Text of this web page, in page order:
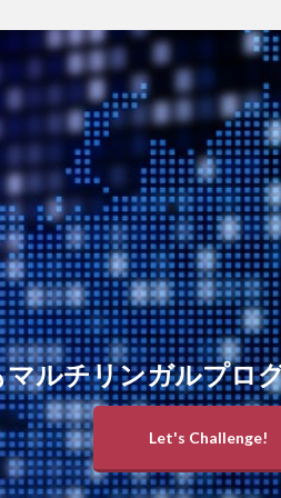
ルチリンガルプロ
Let's Challenge!